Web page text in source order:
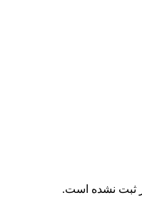
ثبت نشده است.